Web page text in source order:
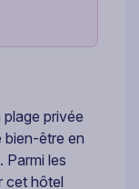
privée
bien-être en
Parmi les
cet hôtel